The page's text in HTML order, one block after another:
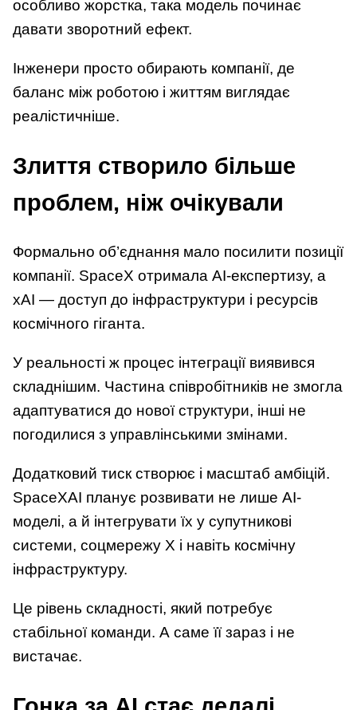
особливо жорстка, така модель починає
давати зворотний ефект.
Інженери просто обирають компанії, де
баланс між роботою і життям виглядає
реалістичніше.
Злиття створило більше
проблем, ніж очікували
Формально об’єднання мало посилити позиції
компанії. SpaceX отримала AI-експертизу, а
xAI — доступ до інфраструктури і ресурсів
космічного гіганта.
У реальності ж процес інтеграції виявився
складнішим. Частина співробітників не змогла
адаптуватися до нової структури, інші не
погодилися з управлінськими змінами.
Додатковий тиск створює і масштаб амбіцій.
SpaceXAI планує розвивати не лише AI-
моделі, а й інтегрувати їх у супутникові
системи, соцмережу X і навіть космічну
інфраструктуру.
Це рівень складності, який потребує
стабільної команди. А саме її зараз і не
вистачає.